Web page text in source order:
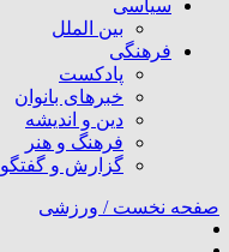
سیاسی
بین الملل
فرهنگی
پادکست
خبرهای بانوان
دین و اندیشه
فرهنگ و هنر
گزارش و گفتگو
صفحه نخست / ورزشی